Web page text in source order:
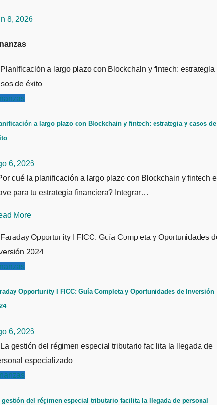
8, 2026
a largo plazo con Blockchain y fintech: estrategia y casos de
6, 2026
qué la planificación a largo plazo con Blockchain y fintech
para tu estrategia financiera? Integrar…
More
Opportunity I FICC: Guía Completa y Oportunidades de Inversión
6, 2026
gestión del régimen especial tributario facilita la llegada de personal